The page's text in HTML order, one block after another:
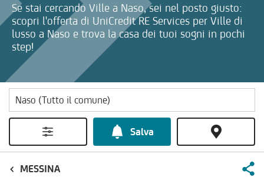
Se stai cercando Ville a Naso, sei nel posto giusto:
scopri l'offerta di UniCredit RE Services per Ville di
lusso a Naso e trova la casa dei tuoi sogni in pochi
step!
Salva
MESSINA